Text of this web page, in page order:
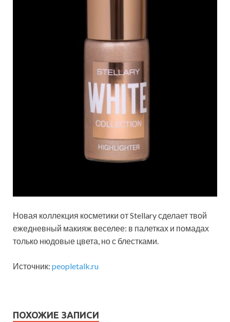
Новая коллекция косметики от Stellary сделает твой
ежедневный макияж веселее: в палетках и помадах
только нюдовые цвета, но с блестками.
Источник: peopletalk.ru
ПОХОЖИЕ ЗАПИСИ